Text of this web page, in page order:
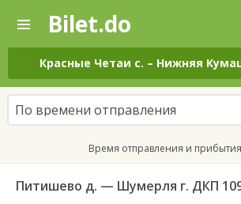
—
Поиск
и
покупка
билетов
на
автобус
онлайн
Bilet.do
Красные Четаи с. – Нижняя
По времени отправления
Время отправления и
Питишево д. — Шумерля г. ДКП